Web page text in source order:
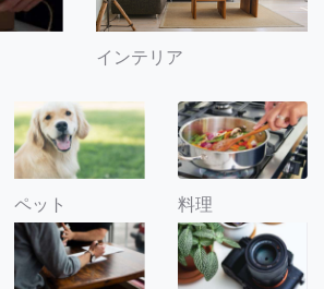
インテリア
ペット 料理